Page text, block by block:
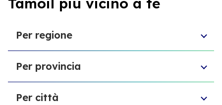
Per regione
Sardegna
Puglia
Sicilia
Per provincia
Provincia di Forlì-Cesena
Per città